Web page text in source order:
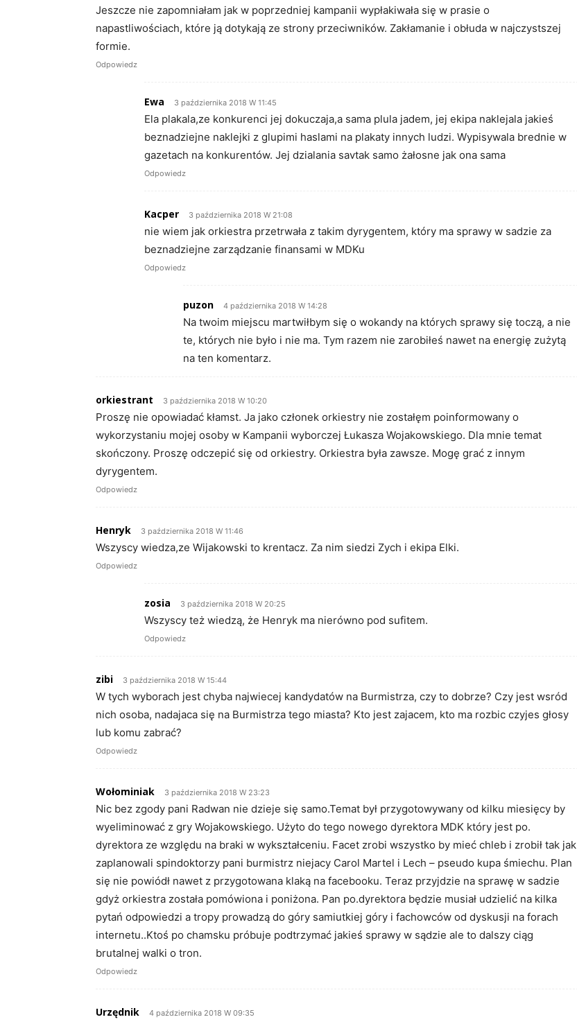
Jeszcze nie zapomniałam jak w poprzedniej kampanii wypłakiwała się w prasie o
napastliwościach, które ją dotykają ze strony przeciwników. Zakłamanie i obłuda w najczystszej
formie.
Odpowiedz
Ewa 3 października 2018 W 11:45
Ela plakala,ze konkurenci jej dokuczaja,a sama plula jadem, jej ekipa naklejala jakieś
beznadziejne naklejki z glupimi haslami na plakaty innych ludzi. Wypisywala brednie w
gazetach na konkurentów. Jej dzialania savtak samo żałosne jak ona sama
Odpowiedz
Kacper 3 października 2018 W 21:08
nie wiem jak orkiestra przetrwała z takim dyrygentem, który ma sprawy w sadzie za
beznadziejne zarządzanie finansami w MDKu
Odpowiedz
puzon 4 października 2018 W 14:28
Na twoim miejscu martwiłbym się o wokandy na których sprawy się toczą, a nie
te, których nie było i nie ma. Tym razem nie zarobiłeś nawet na energię zużytą
na ten komentarz.
orkiestrant 3 października 2018 W 10:20
Proszę nie opowiadać kłamst. Ja jako członek orkiestry nie zostałęm poinformowany o
wykorzystaniu mojej osoby w Kampanii wyborczej Łukasza Wojakowskiego. Dla mnie temat
skończony. Proszę odczepić się od orkiestry. Orkiestra była zawsze. Mogę grać z innym
dyrygentem.
Odpowiedz
Henryk 3 października 2018 W 11:46
Wszyscy wiedza,ze Wijakowski to krentacz. Za nim siedzi Zych i ekipa Elki.
Odpowiedz
zosia 3 października 2018 W 20:25
Wszyscy też wiedzą, że Henryk ma nierówno pod sufitem.
Odpowiedz
zibi 3 października 2018 W 15:44
W tych wyborach jest chyba najwiecej kandydatów na Burmistrza, czy to dobrze? Czy jest wsród
nich osoba, nadajaca się na Burmistrza tego miasta? Kto jest zajacem, kto ma rozbic czyjes głosy
lub komu zabrać?
Odpowiedz
Wołominiak 3 października 2018 W 23:23
Nic bez zgody pani Radwan nie dzieje się samo.Temat był przygotowywany od kilku miesięcy by
wyeliminować z gry Wojakowskiego. Użyto do tego nowego dyrektora MDK który jest po.
dyrektora ze względu na braki w wykształceniu. Facet zrobi wszystko by mieć chleb i zrobił tak jak
zaplanowali spindoktorzy pani burmistrz niejacy Carol Martel i Lech – pseudo kupa śmiechu. Plan
się nie powiódł nawet z przygotowana klaką na facebooku. Teraz przyjdzie na sprawę w sadzie
gdyż orkiestra została pomówiona i poniżona. Pan po.dyrektora będzie musiał udzielić na kilka
pytań odpowiedzi a tropy prowadzą do góry samiutkiej góry i fachowców od dyskusji na forach
internetu..Ktoś po chamsku próbuje podtrzymać jakieś sprawy w sądzie ale to dalszy ciąg
brutalnej walki o tron.
Odpowiedz
Urzędnik 4 października 2018 W 09:35